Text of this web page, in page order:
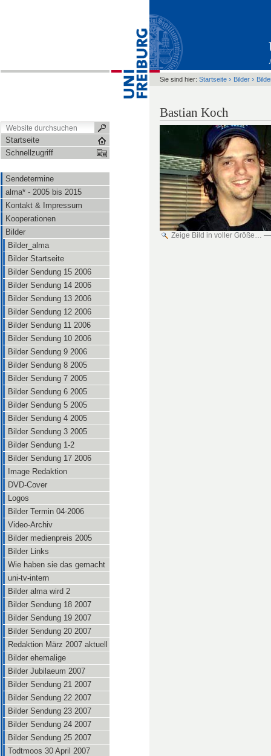
Startseite
Schnellzugriff
Sendetermine
alma* - 2005 bis 2015
Kontakt & Impressum
Kooperationen
Bilder
Bilder_alma
Bilder Startseite
Bilder Sendung 15 2006
Bilder Sendung 14 2006
Bilder Sendung 13 2006
Bilder Sendung 12 2006
Bilder Sendung 11 2006
Bilder Sendung 10 2006
Bilder Sendung 9 2006
Bilder Sendung 8 2005
Bilder Sendung 7 2005
Bilder Sendung 6 2005
Bilder Sendung 5 2005
Bilder Sendung 4 2005
Bilder Sendung 3 2005
Bilder Sendung 1-2
Bilder Sendung 17 2006
Image Redaktion
DVD-Cover
Logos
Bilder Termin 04-2006
Video-Archiv
Bilder medienpreis 2005
Bilder Links
Wie haben sie das gemacht
uni-tv-intern
Bilder alma wird 2
Bilder Sendung 18 2007
Bilder Sendung 19 2007
Bilder Sendung 20 2007
Redaktion März 2007 aktuell
Bilder ehemalige
Bilder Jubilaeum 2007
Bilder Sendung 21 2007
Bilder Sendung 22 2007
Bilder Sendung 23 2007
Bilder Sendung 24 2007
Bilder Sendung 25 2007
Todtmoos 30 April 2007
Sie sind hier: Startseite › Bilder ›
Bastian Koch
Zeige Bild in voller Größe…